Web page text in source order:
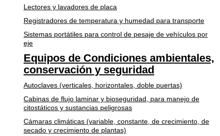
Lectores y lavadores de placa
Registradores de temperatura y humedad para transporte
Sistemas portátiles para control de pesaje de vehículos por
eje
Equipos de Condiciones ambientales,
conservación y seguridad
Autoclaves (verticales, horizontales, doble puertas)
Cabinas de flujo laminar y bioseguridad, para manejo de
citostáticos y sustancias peligrosas
Cámaras climáticas (variable, constante, de crecimiento, de
secado y crecimiento de plantas)